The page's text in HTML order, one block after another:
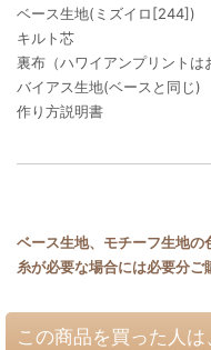
ベース生地(ミズイロ[244])
キルト芯
裏布（ハワイアンプリントは
バイアス生地(ベースと同じ)
作り方説明書
ベース生地、モチーフ生地の
糸が必要な場合には必要分ご
この商品を買った人